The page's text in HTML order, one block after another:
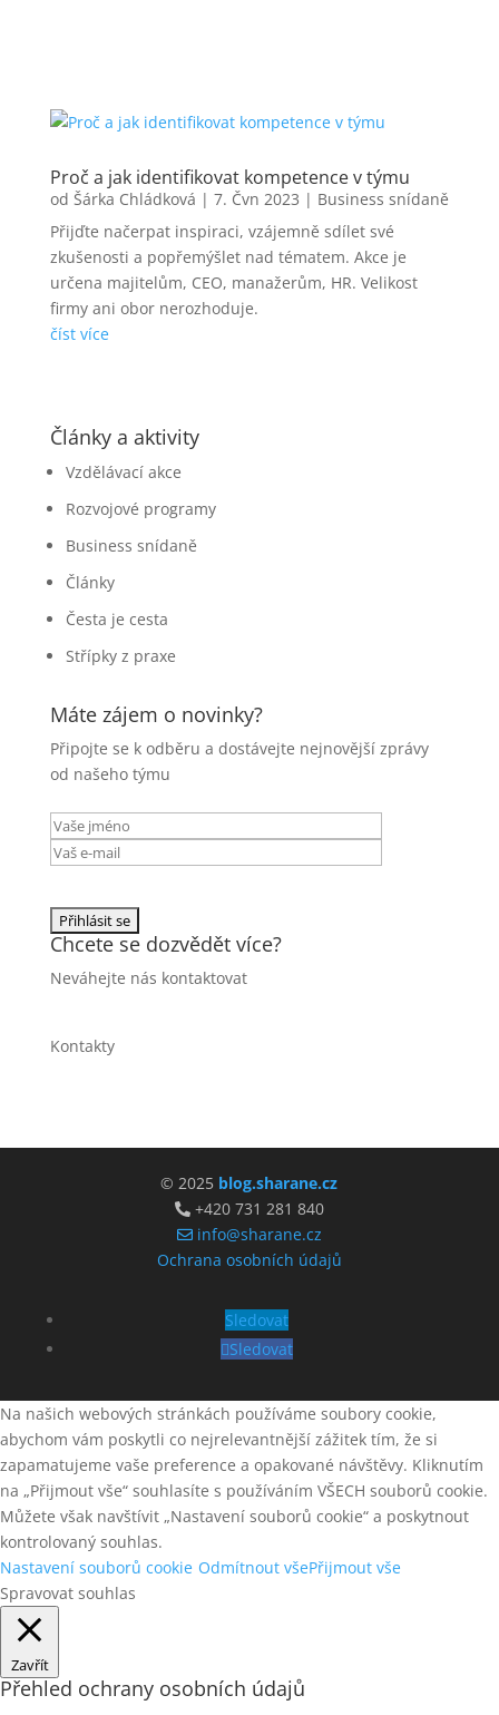
Proč a jak identifikovat kompetence v týmu
od Šárka Chládková | 7. Čvn 2023 | Business snídaně
Přijďte načerpat inspiraci, vzájemně sdílet své
zkušenosti a popřemýšlet nad tématem. Akce je
určena majitelům, CEO, manažerům, HR. Velikost
firmy ani obor nerozhoduje.
číst více
Články a aktivity
Vzdělávací akce
Rozvojové programy
Business snídaně
Články
Česta je cesta
Střípky z praxe
Máte zájem o novinky?
Připojte se k odběru a dostávejte nejnovější zprávy
od našeho týmu
Chcete se dozvědět více?
Neváhejte nás kontaktovat
Kontakty
© 2025 blog.sharane.cz
+420 731 281 840
info@sharane.cz
Ochrana osobních údajů
Sledovat
Sledovat
Na našich webových stránkách používáme soubory cookie,
abychom vám poskytli co nejrelevantnější zážitek tím, že si
zapamatujeme vaše preference a opakované návštěvy. Kliknutím
na „Přijmout vše“ souhlasíte s používáním VŠECH souborů cookie.
Můžete však navštívit „Nastavení souborů cookie“ a poskytnout
kontrolovaný souhlas.
Nastavení souborů cookie Odmítnout všePřijmout vše
Spravovat souhlas
Zavřít
Přehled ochrany osobních údajů